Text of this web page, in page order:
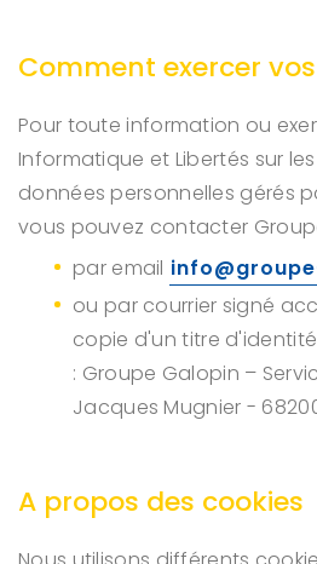
Comment exercer
Pour toute information ou
Informatique et Libertés sur
données personnelles gérés
vous pouvez contacter
par email
ou par courrier signé
copie d'un titre
: Groupe Galopin –
Jacques Mugnier -
A propos des cookies